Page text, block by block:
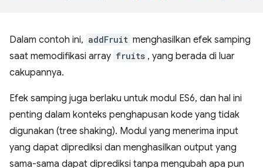
Dalam contoh ini, addFruit menghasilkan efek samping
saat memodifikasi array fruits , yang berada di luar
cakupannya.
Efek samping juga berlaku untuk modul ES6, dan hal ini
penting dalam konteks penghapusan kode yang tidak
digunakan (tree shaking). Modul yang menerima input
yang dapat diprediksi dan menghasilkan output yang
sama-sama dapat diprediksi tanpa mengubah apa pun